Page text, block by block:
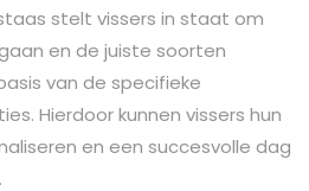
stelt vissers in staat om
en de juiste soorten
van de specifieke
Hierdoor kunnen vissers hun
en een succesvolle dag